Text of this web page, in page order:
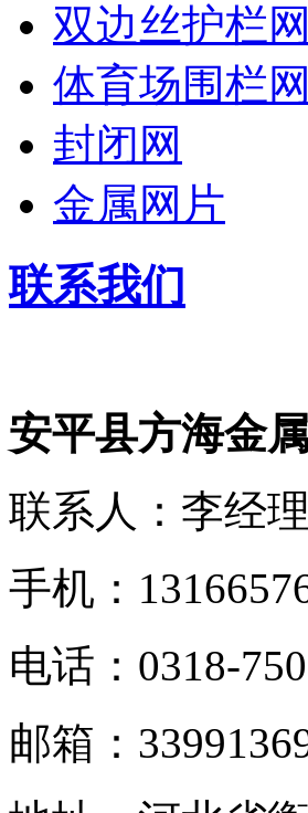
双边丝护栏网
体育场围栏网
封闭网
金属网片
联系我们
安平县方海金
联系人：李经理
手机：
电话：0318-
邮箱：